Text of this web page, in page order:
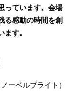
っています。会場
る感動の時間を創
す。
ーベルブライト）